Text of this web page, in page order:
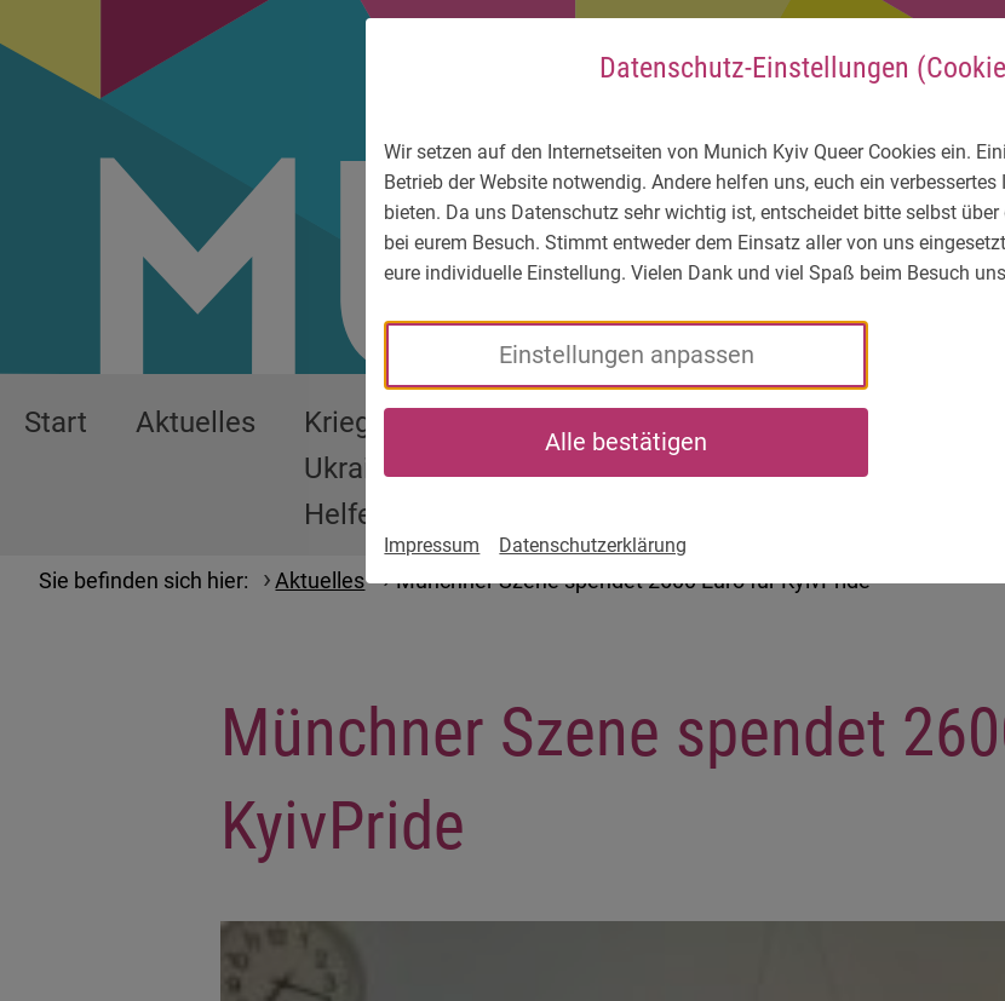
Datenschutz-Einstellungen
Wir setzen auf den Internetseiten von Munich Kyiv Queer Cookies ein.
Betrieb der Website notwendig. Andere helfen uns, euch ein
bieten. Da uns Datenschutz sehr wichtig ist, entscheidet bitte selbst
bei eurem Besuch. Stimmt entweder dem Einsatz aller von uns
eure individuelle Einstellung. Vielen Dank und viel Spaß beim Besuch
Einstellungen anpassen
Alle bestätigen
Impressum Datenschutzerklärung
Zum Hauptmenü
Zum Sprachmenü
Zu den Service-Informationen
Start Aktuelles
Krieg in der
Ukraine:
Helfen
Pat*in für
Wie ist die
Sie befinden sich hier: Aktuelles Münchner Szene spendet 2600 Euro für KyivPride
Münchner Szene spendet
KyivPride